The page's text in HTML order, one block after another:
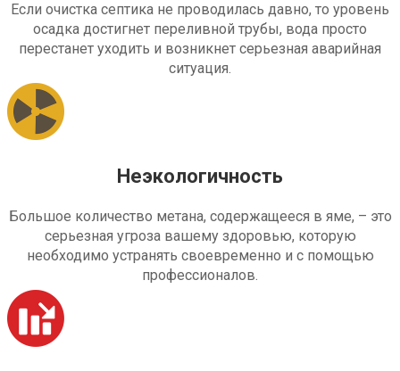
Если очистка септика не проводилась давно, то уровень
осадка достигнет переливной трубы, вода просто
перестанет уходить и возникнет серьезная аварийная
ситуация.
Неэкологичность
Большое количество метана, содержащееся в яме, – это
серьезная угроза вашему здоровью, которую
необходимо устранять своевременно и с помощью
профессионалов.